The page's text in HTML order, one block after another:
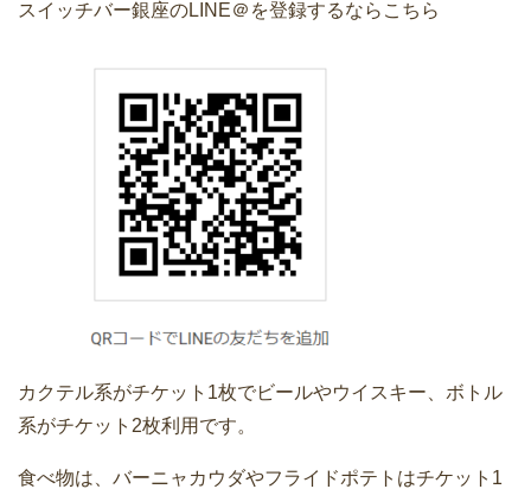
スイッチバー銀座のLINE＠を登録するならこちら
カクテル系がチケット1枚でビールやウイスキー、ボトル
系がチケット2枚利用です。
食べ物は、バーニャカウダやフライドポテトはチケット1